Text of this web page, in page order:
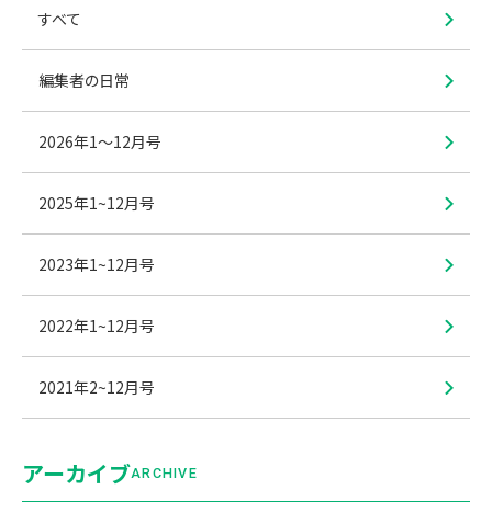
すべて
編集者の日常
2026年1〜12月号
2025年1~12月号
2023年1~12月号
2022年1~12月号
2021年2~12月号
アーカイブARCHIVE